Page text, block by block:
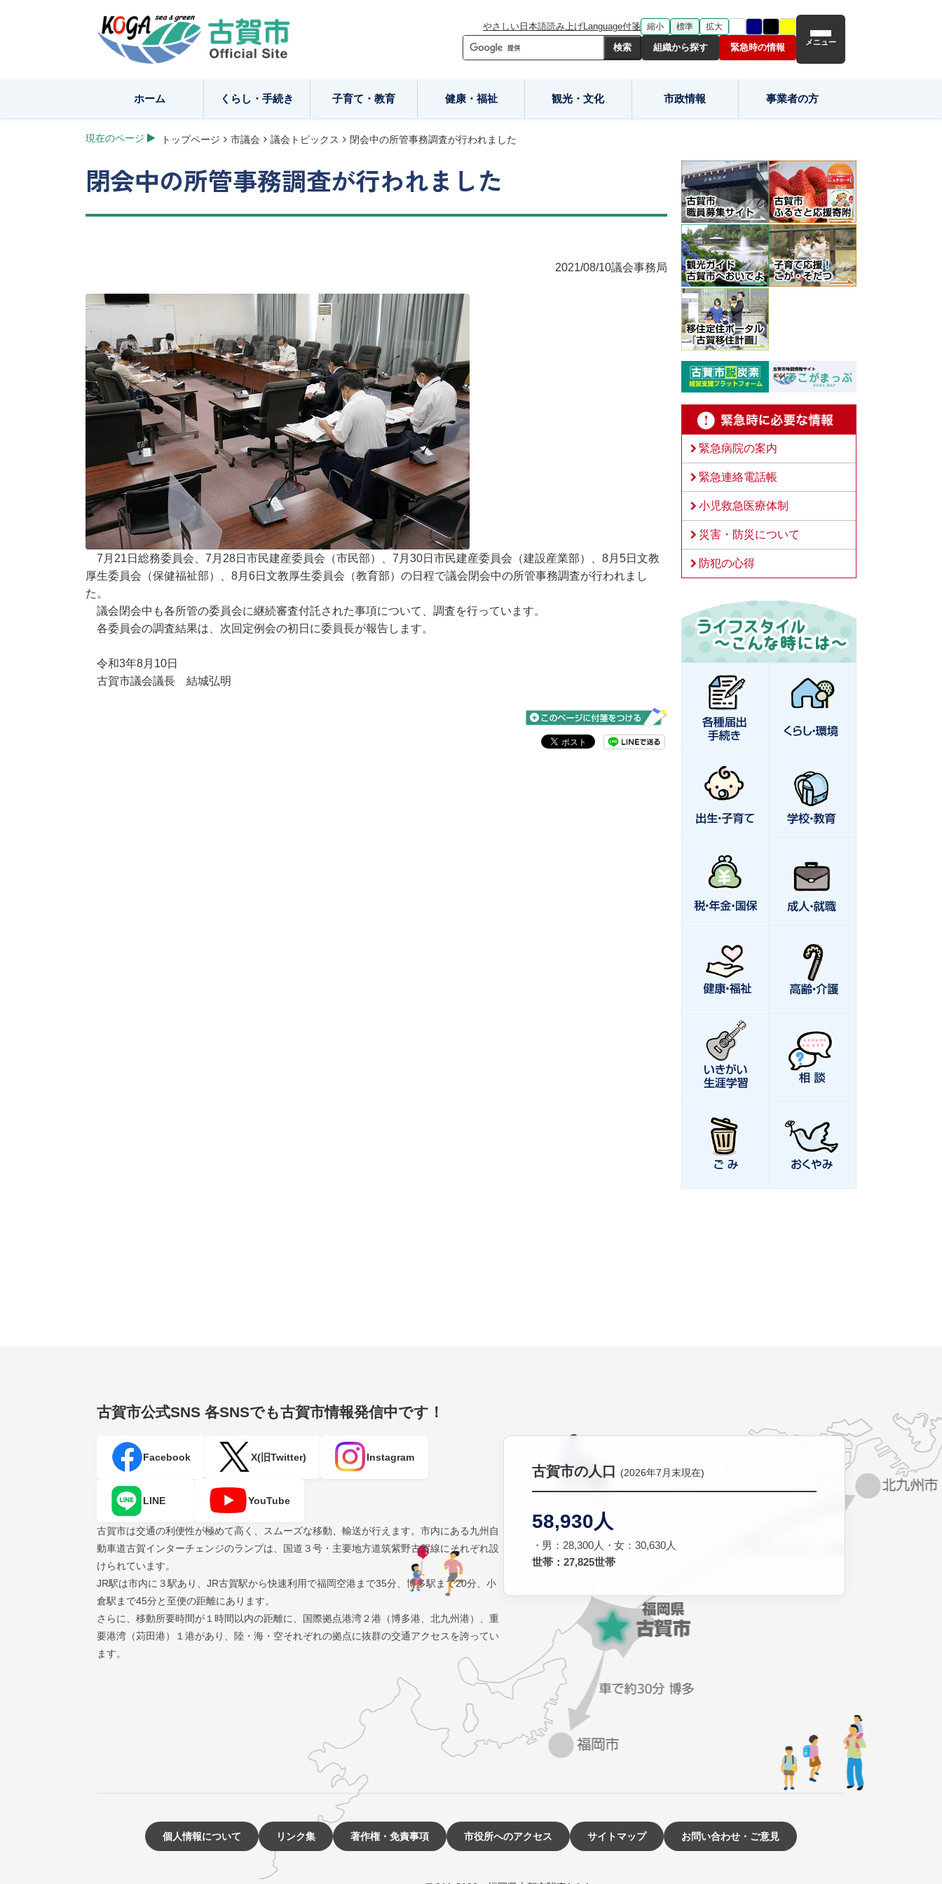
やさしい日本語読み上げLanguage付箋 縮小 標準 拡大
組織から探す 緊急時の情報 メニュー
ホーム くらし・手続き 子育て・教育 健康・福祉 観光・文化 市政情報 事業者の方
現在のページ トップページ 市議会 議会トピックス 閉会中の所管事務調査が行われました
閉会中の所管事務調査が行われました
2021/08/10議会事務局
7月21日総務委員会、7月28日市民建産委員会（市民部）、7月30日市民建産委員会（建設産業部）、8月5日文教
厚生委員会（保健福祉部）、8月6日文教厚生委員会（教育部）の日程で議会閉会中の所管事務調査が行われまし
た。
議会閉会中も各所管の委員会に継続審査付託された事項について、調査を行っています。
各委員会の調査結果は、次回定例会の初日に委員長が報告します。
令和3年8月10日
古賀市議会議長 結城弘明
緊急病院の案内
緊急連絡電話帳
小児救急医療体制
災害・防災について
防犯の心得
古賀市公式SNS 各SNSでも古賀市情報発信中です！
Facebook X(旧Twitter) Instagram
LINE YouTube
古賀市は交通の利便性が極めて高く、スムーズな移動、輸送が行えます。市内にある九州自
動車道古賀インターチェンジのランプは、国道３号・主要地方道筑紫野古賀線にそれぞれ設
けられています。
JR駅は市内に３駅あり、JR古賀駅から快速利用で福岡空港まで35分、博多駅まで20分、小
倉駅まで45分と至便の距離にあります。
さらに、移動所要時間が１時間以内の距離に、国際拠点港湾２港（博多港、北九州港）、重
要港湾（苅田港）１港があり、陸・海・空それぞれの拠点に抜群の交通アクセスを誇ってい
ます。
古賀市の人口 (2026年7月末現在)
58,930人
男：28,300人
女：30,630人
世帯：27,825世帯
個人情報について リンク集 著作権・免責事項 市役所へのアクセス サイトマップ お問い合わせ・ご意見